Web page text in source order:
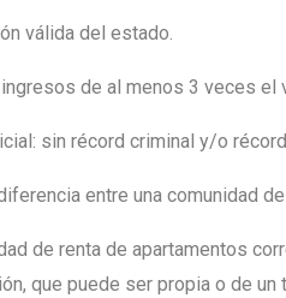
válida del estado.
de al menos 3 veces el
sin récord criminal y/o
entre una comunidad
de renta de apartamentos
que puede ser propia o de un